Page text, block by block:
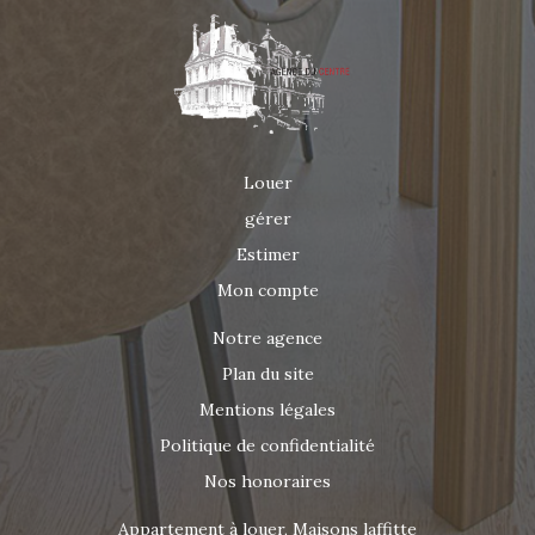
AGENCE DU CENTRE au 06 63 47 49 70 ou par email :
agenceducentrelocation@gmail.com .
Louer
gérer
Estimer
Mon compte
Notre agence
Plan du site
Mentions légales
Politique de confidentialité
Nos honoraires
Appartement à louer, Maisons laffitte